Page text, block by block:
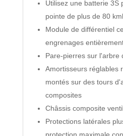
Utilisez une batterie 3S
pointe de plus de 80
Module de différentiel
engrenages
Pare-pierres sur l'arbre
Amortisseurs réglables
montés sur des tours
composites
Châssis composite
Protections latérales
protection maximale